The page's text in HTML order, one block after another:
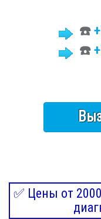
☎️
☎️
✅ Цены от